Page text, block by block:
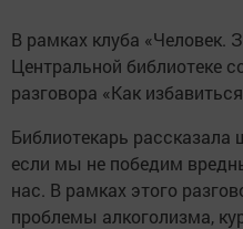
В рамках клуба «Человек.
Центральной библиотеке
разговора «Как
Библиотекарь
если мы не победим
нас. В рамках этого
проблемы алкоголизма,